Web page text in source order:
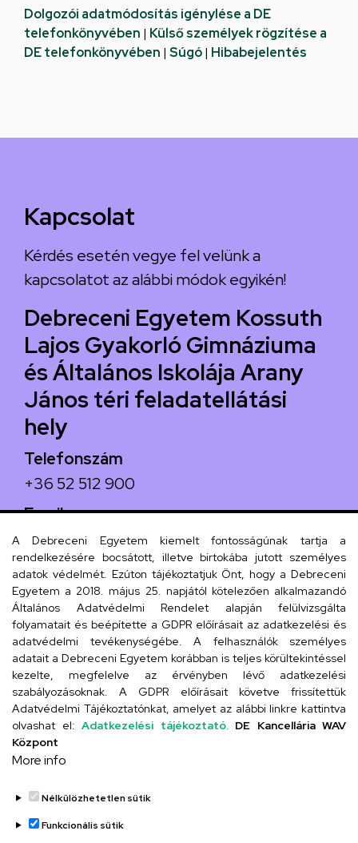
Dolgozói adatmódosítás igénylése a DE
telefonkönyvében | Külső személyek rögzítése a
DE telefonkönyvében | Súgó| Hibabejelentés
Kapcsolat
Kérdés esetén vegye fel velünk a
kapcsolatot az alábbi módok egyikén!
Debreceni Egyetem Kossuth
Lajos Gyakorló Gimnáziuma
és Általános Iskolája Arany
János téri feladatellátási
hely
Telefonszám
+36 52 512 900
Email
arany.titkarsag@arany-alt.unideb.hu
Cím
4026 Debrecen, Arany János tér 1.
Szervezeti telefonkönyv
UD telefonkönyv
A Debreceni Egyetem kiemelt fontosságúnak tartja a
rendelkezésére bocsátott, illetve birtokába jutott személyes
adatok védelmét. Ezúton tájékoztatjuk Önt, hogy a Debreceni
Egyetem a 2018. május 25. napjától kötelezően alkalmazandó
Általános Adatvédelmi Rendelet alapján felülvizsgálta
folyamatait és beépítette a GDPR előírásait az adatkezelési és
adatvédelmi tevékenységébe. A felhasználók személyes
adatait a Debreceni Egyetem korábban is teljes körültekintéssel
kezelte, megfelelve az érvényben lévő adatkezelési
szabályozásoknak. A GDPR előírásait követve frissítettük
Adatvédelmi Tájékoztatónkat, amelyet az alábbi linkre kattintva
olvashat el: Adatkezelési tájékoztató. DE Kancellária WAV
Központ
More info
Nélkülözhetetlen sütik
Funkcionális sütik